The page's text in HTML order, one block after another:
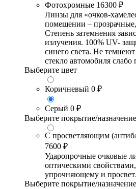
Фотохромные 16300 ₽
Линзы для «очков-
помещении –
Степень затемнения
излучения. 100% UV-
синего света. Не
стекло автомобиля слабо
Выберите цвет
Коричневый 0 ₽
Серый 0 ₽
Выберите покрытие/назначение
С просветляющим
7600 ₽
Ударопрочные очковые
оптическими
упрочняющему и
Выберите покрытие/назначение